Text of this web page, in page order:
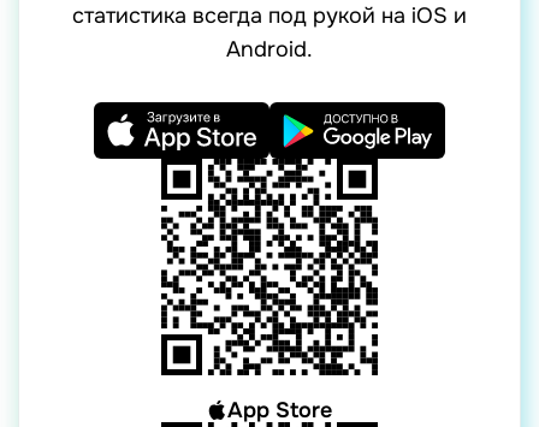
статистика всегда под рукой на iOS и
Android.
App Store